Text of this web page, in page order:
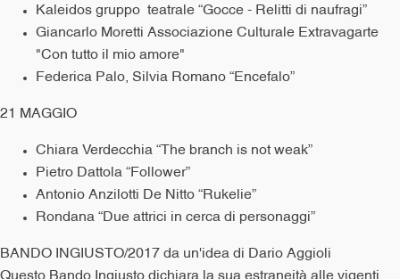
Kaleidos gruppo teatrale “Gocce - Relitti di naufragi”
Giancarlo Moretti Associazione Culturale Extravagarte
"Con tutto il mio amore"
Federica Palo, Silvia Romano “Encefalo”
21 MAGGIO
Chiara Verdecchia “The branch is not weak”
Pietro Dattola “Follower”
Antonio Anzilotti De Nitto “Rukelie”
Rondana “Due attrici in cerca di personaggi”
BANDO INGIUSTO/2017 da un'idea di Dario Aggioli
Questo Bando Ingiusto dichiara la sua estraneità alle vigenti